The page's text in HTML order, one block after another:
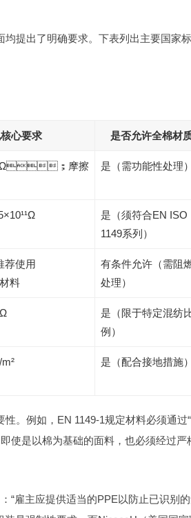
提出了明确要求。下表列出主要国家
心要求 是否允许全棉材
；摩擦
是（需功能性处理）
是（须符合EN ISO
1149系列）
荐使用
料
有条件允许（需阻
处理）
是（限于特定混纺
例）
是（配合接地措施）
性。例如，EN 1149-1规定材料必须通过
使是以棉为基础的面料，也必须经过严
：“雇主应提供适当的PPE以防止已识别